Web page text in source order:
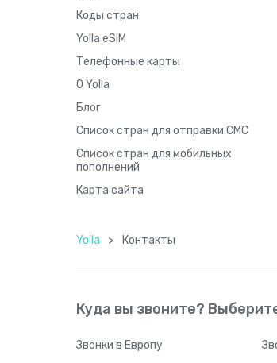
Коды стран
Yolla eSIM
Телефонные карты
О Yolla
Блог
Список стран для отправки СМС
Список стран для мобильных
пополнений
Карта сайта
Yolla > Контакты
Куда вы звоните?
Звонки в Европу